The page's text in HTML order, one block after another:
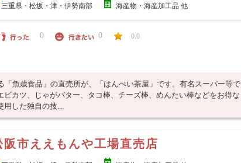
三重県・松坂・津・伊勢南部 海産物・海産加工品 他
0 0 0.0
「魚歳食品」の直売所が、「はんぺい茶屋」です。有名スーパー等で
カツ、じゃがバター、タコ棒、チーズ棒、めんたい棒などをお得な
用した独自の技...
阪市ええもんや工場直売店